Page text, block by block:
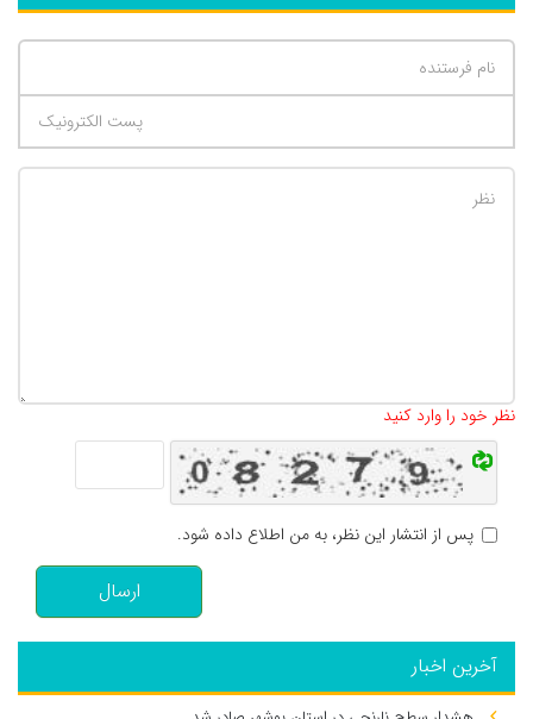
نظر خود را وارد کنید
پس از انتشار این نظر، به من اطلاع داده شود.
ارسال
آخرین اخبار